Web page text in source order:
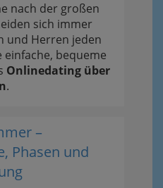
nach der großen
sich immer
und Herren jeden
bequeme
Onlinedating über
.
–
Phasen und